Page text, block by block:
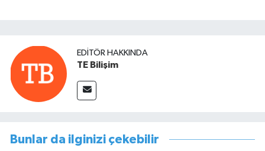
EDITÖR HAKKINDA
TE Bilişim
Bunlar da ilginizi çekebilir